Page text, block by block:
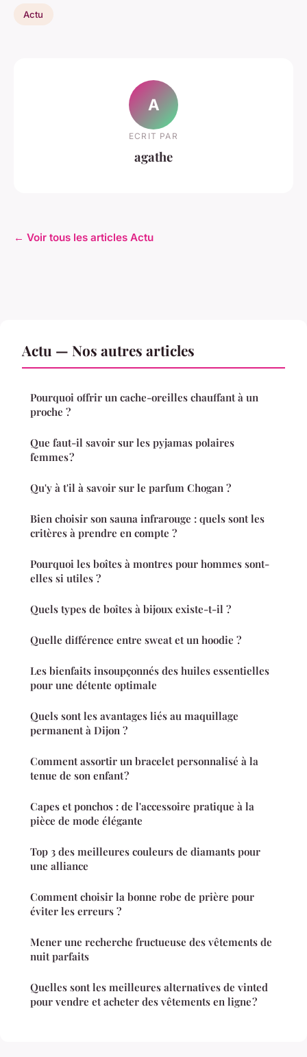
Actu
A
ECRIT PAR
agathe
← Voir tous les articles Actu
Actu — Nos autres articles
Pourquoi offrir un cache-oreilles chauffant à un
proche ?
Que faut-il savoir sur les pyjamas polaires
femmes ?
Qu'y à t'il à savoir sur le parfum Chogan ?
Bien choisir son sauna infrarouge : quels sont les
critères à prendre en compte ?
Pourquoi les boîtes à montres pour hommes sont-
elles si utiles ?
Quels types de boîtes à bijoux existe-t-il ?
Quelle différence entre sweat et un hoodie ?
Les bienfaits insoupçonnés des huiles essentielles
pour une détente optimale
Quels sont les avantages liés au maquillage
permanent à Dijon ?
Comment assortir un bracelet personnalisé à la
tenue de son enfant ?
Capes et ponchos : de l'accessoire pratique à la
pièce de mode élégante
Top 3 des meilleures couleurs de diamants pour
une alliance
Comment choisir la bonne robe de prière pour
éviter les erreurs ?
Mener une recherche fructueuse des vêtements de
nuit parfaits
Quelles sont les meilleures alternatives de vinted
pour vendre et acheter des vêtements en ligne ?